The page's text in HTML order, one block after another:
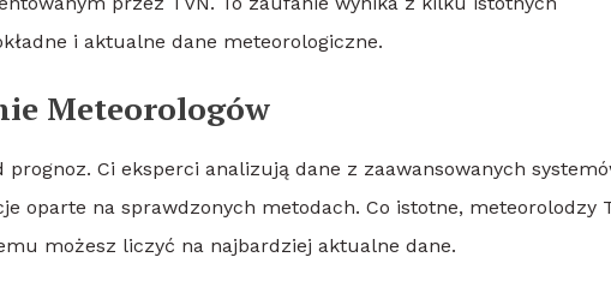
i aktualne dane meteorologiczne.
Meteorologów
Ci eksperci analizują dane z zaawansowanych
oparte na sprawdzonych metodach. Co istotne, meteorolodzy
możesz liczyć na najbardziej aktualne dane.